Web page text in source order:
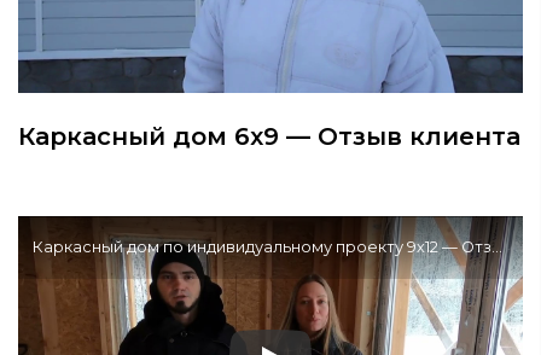
Каркасный дом 6х9 — Отзыв клиента
Каркасный дом по индивидуальному проекту 9х12 — Отзыв клиента